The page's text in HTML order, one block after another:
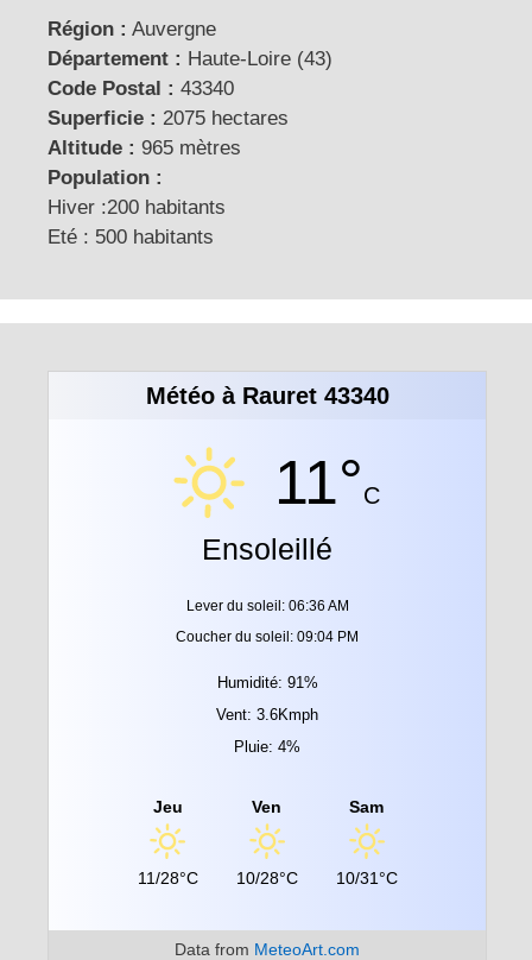
Région : Auvergne
Département : Haute-Loire (43)
Code Postal : 43340
Superficie : 2075 hectares
Altitude : 965 mètres
Population :
Hiver :200 habitants
Eté : 500 habitants
Météo à Rauret 43340
11°C
Ensoleillé
Lever du soleil: 06:36 AM
Coucher du soleil: 09:04 PM
Humidité: 91%
Vent: 3.6Kmph
Pluie: 4%
Jeu
11/28°C
Ven
10/28°C
Sam
10/31°C
Data from MeteoArt.com